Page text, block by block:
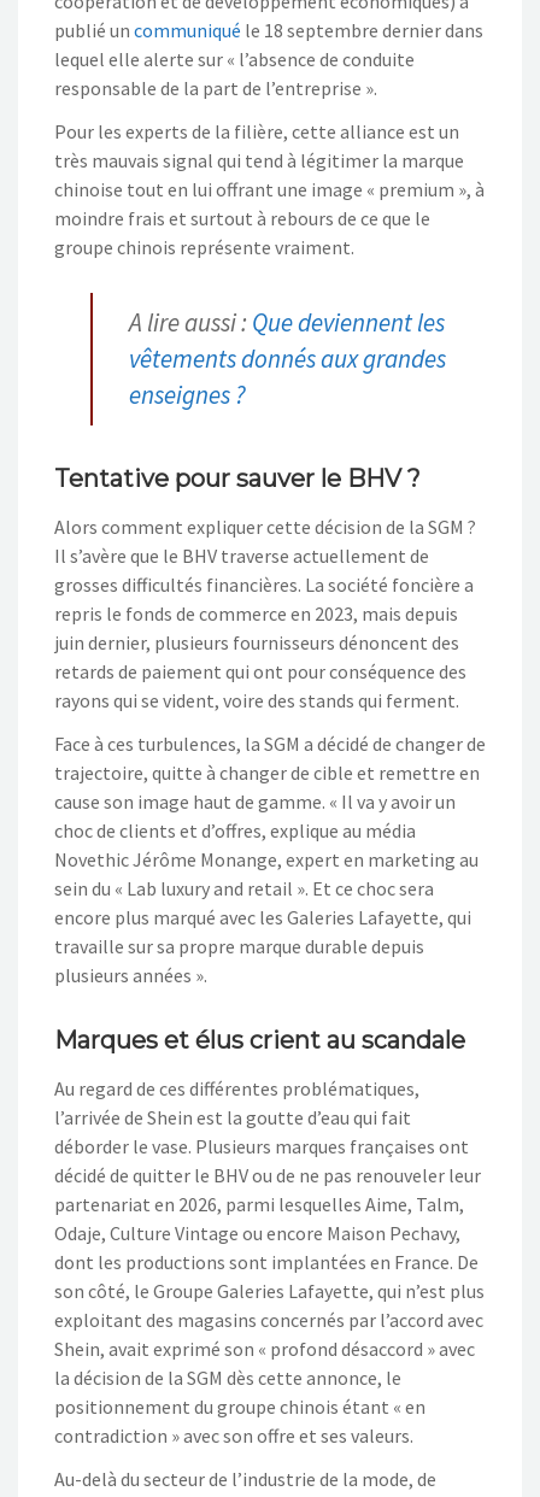
publié un communiqué le 18 septembre dernier dans
lequel elle alerte sur « l’absence de conduite
responsable de la part de l’entreprise ».
Pour les experts de la filière, cette alliance est un
très mauvais signal qui tend à légitimer la marque
chinoise tout en lui offrant une image « premium », à
moindre frais et surtout à rebours de ce que le
groupe chinois représente vraiment.
A lire aussi : Que deviennent les
vêtements donnés aux grandes
enseignes ?
Tentative pour sauver le BHV ?
Alors comment expliquer cette décision de la SGM ?
Il s’avère que le BHV traverse actuellement de
grosses difficultés financières. La société foncière a
repris le fonds de commerce en 2023, mais depuis
juin dernier, plusieurs fournisseurs dénoncent des
retards de paiement qui ont pour conséquence des
rayons qui se vident, voire des stands qui ferment.
Face à ces turbulences, la SGM a décidé de changer de
trajectoire, quitte à changer de cible et remettre en
cause son image haut de gamme. « Il va y avoir un
choc de clients et d’offres, explique au média
Novethic Jérôme Monange, expert en marketing au
sein du « Lab luxury and retail ». Et ce choc sera
encore plus marqué avec les Galeries Lafayette, qui
travaille sur sa propre marque durable depuis
plusieurs années ».
Marques et élus crient au scandale
Au regard de ces différentes problématiques,
l’arrivée de Shein est la goutte d’eau qui fait
déborder le vase. Plusieurs marques françaises ont
décidé de quitter le BHV ou de ne pas renouveler leur
partenariat en 2026, parmi lesquelles Aime, Talm,
Odaje, Culture Vintage ou encore Maison Pechavy,
dont les productions sont implantées en France. De
son côté, le Groupe Galeries Lafayette, qui n’est plus
exploitant des magasins concernés par l’accord avec
Shein, avait exprimé son « profond désaccord » avec
la décision de la SGM dès cette annonce, le
positionnement du groupe chinois étant « en
contradiction » avec son offre et ses valeurs.
Au-delà du secteur de l’industrie de la mode, de